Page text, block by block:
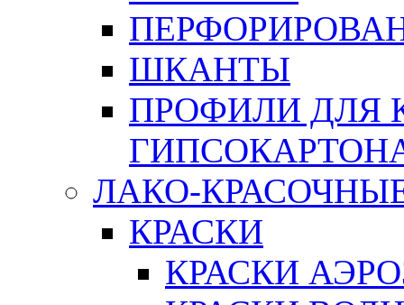
ШКАНТЫ
ПРОФИЛИ ДЛЯ
ЛАКО-
КРАСКИ
КРАСКИ